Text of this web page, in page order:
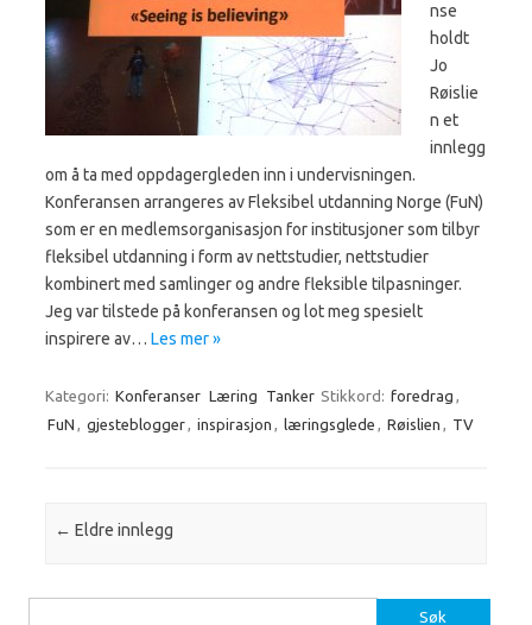
nse
holdt
Jo
Røislie
n et
innlegg
om å ta med oppdagergleden inn i undervisningen.
Konferansen arrangeres av Fleksibel utdanning Norge (FuN)
som er en medlemsorganisasjon for institusjoner som tilbyr
fleksibel utdanning i form av nettstudier, nettstudier
kombinert med samlinger og andre fleksible tilpasninger.
Jeg var tilstede på konferansen og lot meg spesielt
inspirere av… Les mer »
Kategori: Konferanser Læring Tanker Stikkord: foredrag ,
FuN , gjesteblogger, inspirasjon , læringsglede , Røislien , TV
Innleggsnavigasjon
← Eldre innlegg